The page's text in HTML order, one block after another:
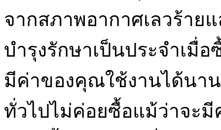
จากสภาพอากาศเลวร้าย
บำรุงรักษาเป็นประจำเมื่
มีค่าของคุณใช้งานได้นาน
ทั่วไปไม่ค่อยซื้อแม้ว่าจะ